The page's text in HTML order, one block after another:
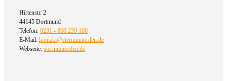
Hirtenstr. 2
44145 Dortmund
Telefon: 0231 - 860 239 100
E-Mail: kontakt@sternimnorden.de
Webseite: sternimnorden.de